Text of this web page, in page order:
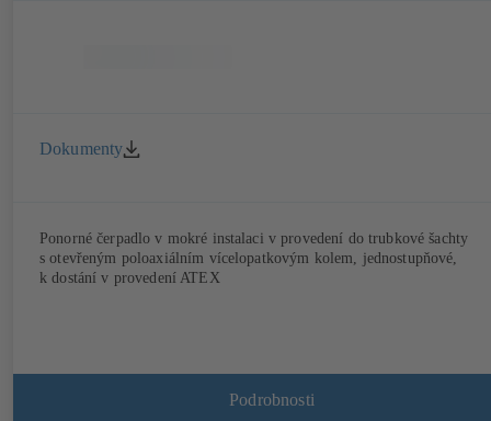
Dokumenty
Ponorné čerpadlo v mokré instalaci v provedení do trubkové šachty
s otevřeným poloaxiálním vícelopatkovým kolem, jednostupňové,
k dostání v provedení ATEX
Podrobnosti